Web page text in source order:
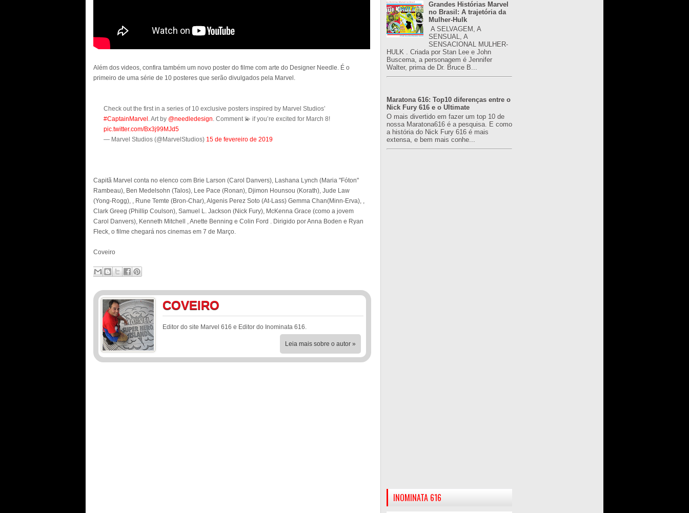
Além dos videos, confira também um novo poster do filme com arte do Designer Needle. É o
primeiro de uma série de 10 posteres que serão divulgados pela Marvel.
Check out the first in a series of 10 exclusive posters inspired by Marvel Studios’
#CaptainMarvel . Art by @needledesign. Comment 💫 if you’re excited for March 8!
pic.twitter.com/Bx3j99MJd5
— Marvel Studios (@MarvelStudios) 15 de fevereiro de 2019
Capitã Marvel conta no elenco com Brie Larson (Carol Danvers), Lashana Lynch (Maria "Fóton"
Rambeau), Ben Medelsohn (Talos), Lee Pace (Ronan), Djimon Hounsou (Korath), Jude Law
(Yong-Rogg), , Rune Temte (Bron-Char), Algenis Perez Soto (At-Lass) Gemma Chan(Minn-Erva), ,
Clark Greeg (Phillip Coulson), Samuel L. Jackson (Nick Fury), McKenna Grace (como a jovem
Carol Danvers), Kenneth Mitchell , Anette Benning e Colin Ford . Dirigido por Anna Boden e Ryan
Fleck, o filme chegará nos cinemas em 7 de Março.
Coveiro
COVEIRO
Editor do site Marvel 616 e Editor do Inominata 616.
Leia mais sobre o autor »
Grandes Histórias Marvel
no Brasil: A trajetória da
Mulher-Hulk
A SELVAGEM, A
SENSUAL, A
SENSACIONAL MULHER-
HULK . Criada por Stan Lee e John
Buscema, a personagem é Jennifer
Walter, prima de Dr. Bruce B...
Maratona 616: Top10 diferenças entre o
Nick Fury 616 e o Ultimate
O mais divertido em fazer um top 10 de
nossa Maratona616 é a pesquisa. E como
a história do Nick Fury 616 é mais
extensa, e bem mais conhe...
INOMINATA 616